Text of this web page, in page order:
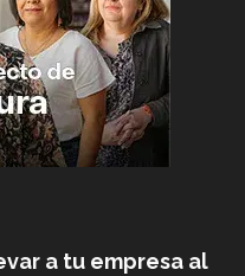
a tu empresa al